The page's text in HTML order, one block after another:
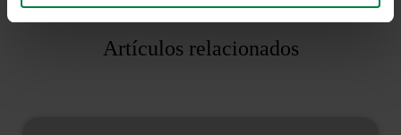
Artículos relacionados